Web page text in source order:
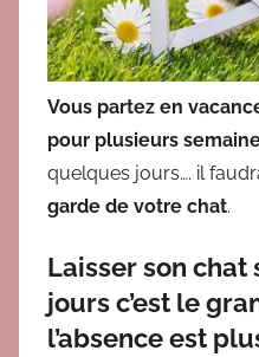
t
Vous partez en
pour plusieurs
quelques jours…. il
garde de votre chat.
Laisser son chat
jours c’est le
l’absence est